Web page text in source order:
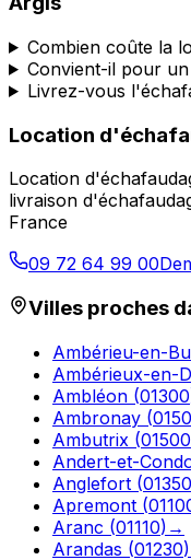
Combien coûte la
Convient-il pour
Livrez-vous
Location
Location
livraison
France
09 72 64 99 00
Villes proches
Ambérieu-en-
Ambérieux-en-
Ambléon (01300
Ambronay (
Ambutrix (01500
Andert-et-
Anglefort (01350
Apremont (
Aranc (01110) →
Arandas (01230)